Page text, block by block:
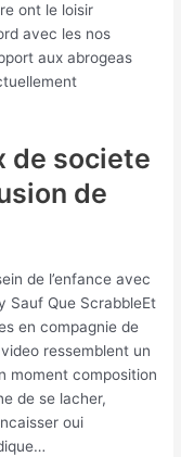
ont le loisir
avec les nos
aux abrogeas
de societe
de
de l’enfance avec
Sauf Que ScrabbleEt
en compagnie de
ressemblent un
moment composition
de se lacher,
oui